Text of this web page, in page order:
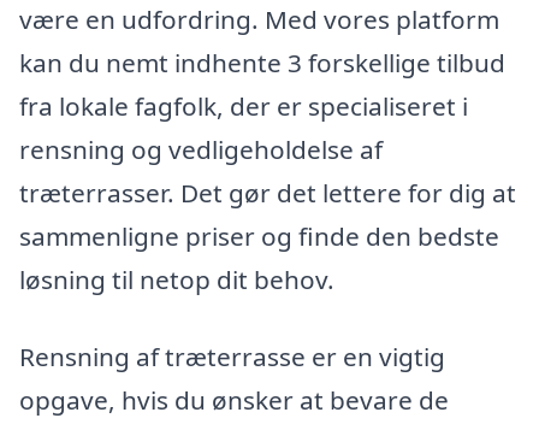
være en udfordring. Med vores platform
kan du nemt indhente 3 forskellige tilbud
fra lokale fagfolk, der er specialiseret i
rensning og vedligeholdelse af
træterrasser. Det gør det lettere for dig at
sammenligne priser og finde den bedste
løsning til netop dit behov.
Rensning af træterrasse er en vigtig
opgave, hvis du ønsker at bevare de